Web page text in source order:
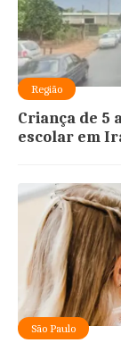
Região
Criança de 5
escolar em
São Paulo